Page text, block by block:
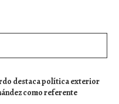
destaca política exterior
como referente